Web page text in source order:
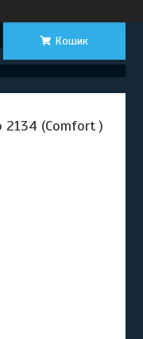
Кошик
2134 (Comfort )